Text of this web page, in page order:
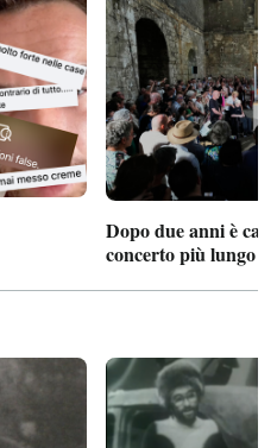
Dopo due anni è
concerto più lungo